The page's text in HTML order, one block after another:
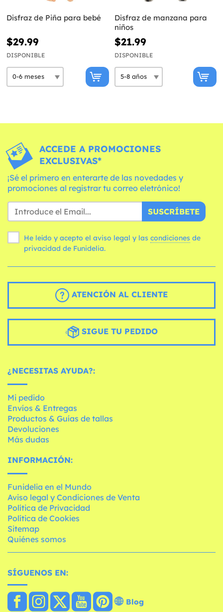
Disfraz de Piña para bebé
$29.99
DISPONIBLE
Disfraz de manzana para
niños
$21.99
DISPONIBLE
ACCEDE A PROMOCIONES
EXCLUSIVAS*
¡Sé el primero en enterarte de las novedades y
promociones al registrar tu correo eletrónico!
SUSCRÍBETE
He leído y acepto el aviso legal y las condiciones
privacidad de Funidelia.
ATENCIÓN AL CLIENTE
SIGUE TU PEDIDO
¿NECESITAS AYUDA?:
Mi pedido
Envíos & Entregas
Productos & Guías de tallas
Devoluciones
Más dudas
INFORMACIÓN:
Funidelia en el Mundo
Aviso legal y Condiciones de Venta
Política de Privacidad
Política de Cookies
Sitemap
Quiénes somos
SÍGUENOS EN:
Blog